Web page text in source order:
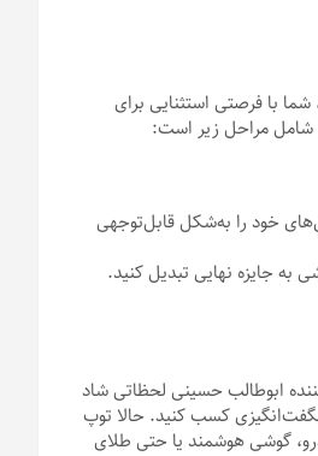
با فرصتی استثنایی برای
شامل مراحل زیر است:
خود را به‌شکل قابل‌توجهی
به جایزه نهایی تبدیل کنید.
ابوطالب حسینی لحظاتی شاد
شگفت‌انگیزی کسب کنید. حالا توپ
گوشی هوشمند یا حتی طلای